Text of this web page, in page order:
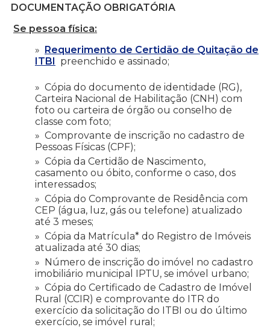
DOCUMENTAÇÃO OBRIGATÓRIA
Se pessoa física:
Requerimento de Certidão de Quitação de
ITBI preenchido e assinado;
Cópia do documento de identidade (RG),
Carteira Nacional de Habilitação (CNH) com
foto ou carteira de órgão ou conselho de
classe com foto;
Comprovante de inscrição no cadastro de
Pessoas Físicas (CPF);
Cópia da Certidão de Nascimento,
casamento ou óbito, conforme o caso, dos
interessados;
Cópia do Comprovante de Residência com
CEP (água, luz, gás ou telefone) atualizado
até 3 meses;
Cópia da Matrícula* do Registro de Imóveis
atualizada até 30 dias;
Número de inscrição do imóvel no cadastro
imobiliário municipal IPTU, se imóvel urbano;
Cópia do Certificado de Cadastro de Imóvel
Rural (CCIR) e comprovante do ITR do
exercício da solicitação do ITBI ou do último
exercício, se imóvel rural;